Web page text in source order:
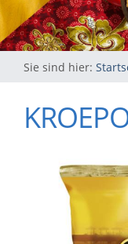
Sie sind hier: